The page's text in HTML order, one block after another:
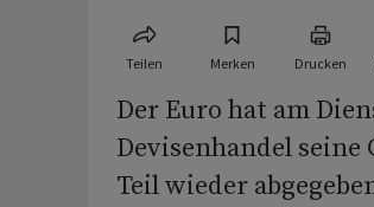
Teilen Merken Drucken
Der Euro hat am
Devisenhandel seine
Teil wieder